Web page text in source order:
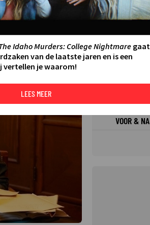
FILMS
DE
VOOR &
Idaho Murders: College Nightmaregaat
van de laatste jaren en is een
vertellen je waarom!
LEES MEER